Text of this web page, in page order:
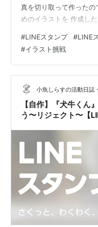
真を切り取って作った
めのイラストを 作成し
子 人魚だけでなく動物
徴で突っ込む 今考えて
で描きつつ突っ込む ハ
る（吹奏楽・ピアノ・
る。 そしてなんか突っ
帽子制作に勤し…
#LINEスタンプ #LINE
#イラスト挑戦
小魚しらすの活動日誌
【自作】『犬牛くん
う〜リジェクト〜【